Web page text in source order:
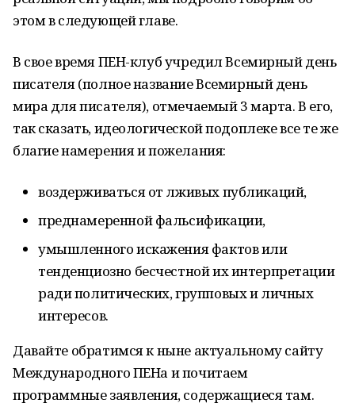
этом в следующей главе.
В свое время ПЕН-клуб учредил Всемирный день
писателя (полное название Всемирный день
мира для писателя), отмечаемый 3 марта. В его,
так сказать, идеологической подоплеке все те же
благие намерения и пожелания:
воздерживаться от лживых публикаций,
преднамеренной фальсификации,
умышленного искажения фактов или
тенденциозно бесчестной их интерпретации
ради политических, групповых и личных
интересов.
Давайте обратимся к ныне актуальному сайту
Международного ПЕНа и почитаем
программные заявления, содержащиеся там.